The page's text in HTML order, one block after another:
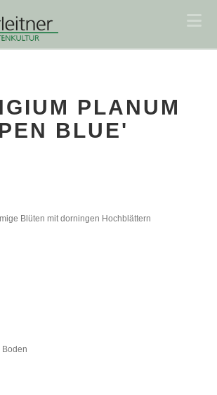
PLANUM
BLUE'
Blüten mit dorningen Hochblättern